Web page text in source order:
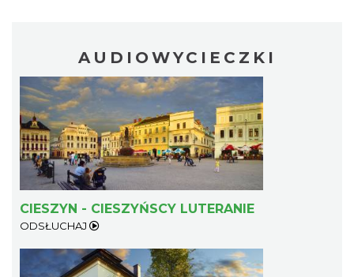
AUDIOWYCIECZKI
CIESZYN - CIESZYŃSCY LUTERANIE
ODSŁUCHAJ